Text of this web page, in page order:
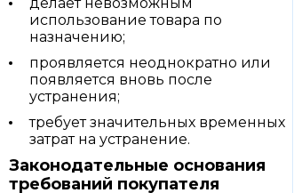
использование товара по
назначению;
проявляется неоднократно или
появляется вновь после
устранения;
требует значительных временных
затрат на устранение.
Законодательные основания
требований покупателя